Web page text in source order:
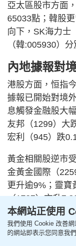
亞太區股市方面
65033點；韓股
向下，SK海力士
（韓:005930）
內地據報對
港股方面，恒指
據報已開始對境
息觸發金融股大
友邦（1299）大
宏利（945）跌
黃金相關股逆市
金黃金國際（
更升逾9%；靈寶
（1787）亦升
重磅科網股普遍
騰訊（700）跌
本網站正使用
我們使用 Cookie 改善
的網站即表示您同意我